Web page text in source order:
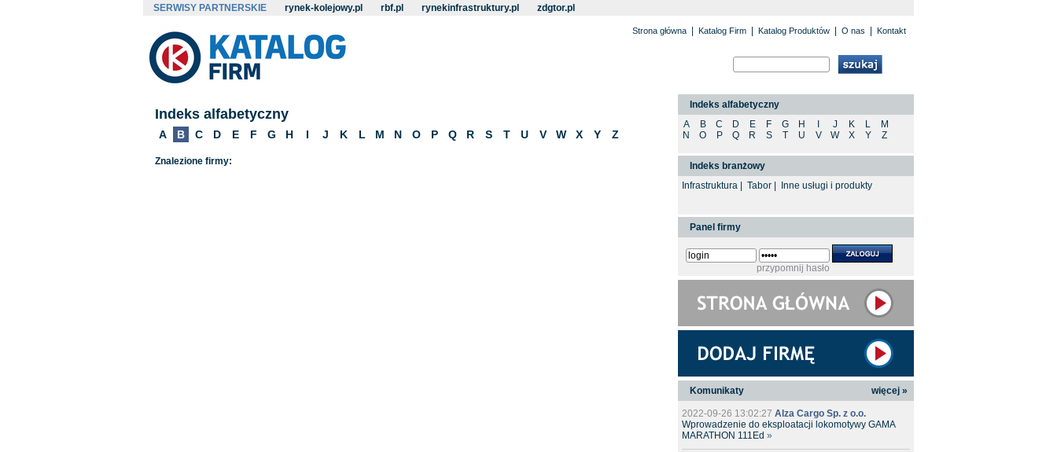
SERWISY PARTNERSKIE rynek-kolejowy.pl rbf.pl rynekinfrastruktury.pl zdgtor.pl
Strona główna Katalog Firm Katalog Produktów O nas Kontakt
Indeks alfabetyczny
A
B C D E F G H J K L
M
N
O P Q R S T U V W X Y Z
Indeks branżowy
Infrastruktura
Tabor Inne usługi i produkty
Panel firmy
przypomnij hasło
Komunikaty więcej »
2022-09-26 13:02:27 Alza Cargo Sp. z o.o.
Wprowadzenie do eksploatacji lokomotywy GAMA
MARATHON 111Ed »
Indeks alfabetyczny
A B C D E F G H I J K L M N O P Q R S T U V W X Y Z
Znalezione firmy: